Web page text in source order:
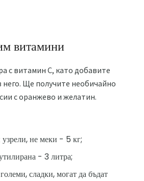
витамини
с витамин С, като добавите
Ще получите необичайно
с оранжево и желатин.
не меки - 5 кг;
- 3 литра;
сладки, могат да бъдат